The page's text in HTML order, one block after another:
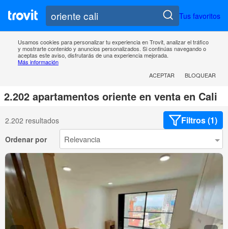
Tus favoritos
Usamos cookies para personalizar tu experiencia en Trovit, analizar el tráfico
y mostrarte contenido y anuncios personalizados. Si continúas navegando o
aceptas este aviso, disfrutarás de una experiencia mejorada.
Más información
ACEPTAR
BLOQUEAR
2.202 apartamentos oriente en venta en Cali
2.202 resultados Filtros (1)
Ordenar por